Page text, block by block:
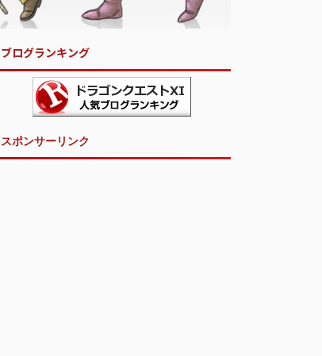
ブログランキング
スポンサーリンク